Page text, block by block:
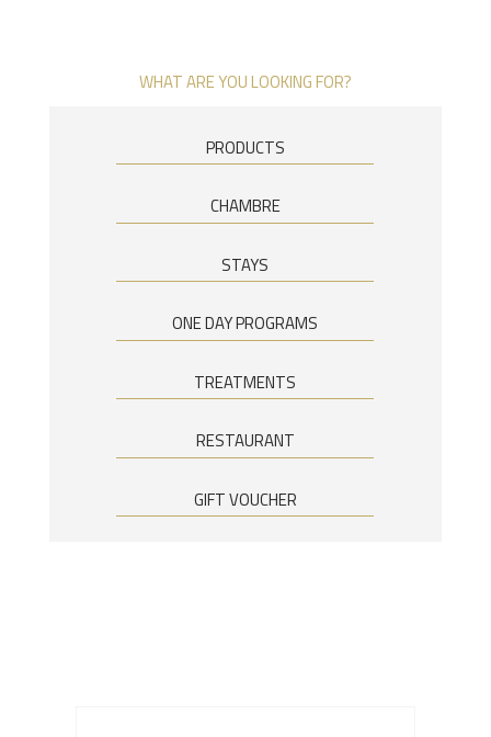
WHAT ARE YOU LOOKING FOR?
PRODUCTS
CHAMBRE
STAYS
ONE DAY PROGRAMS
TREATMENTS
RESTAURANT
GIFT VOUCHER